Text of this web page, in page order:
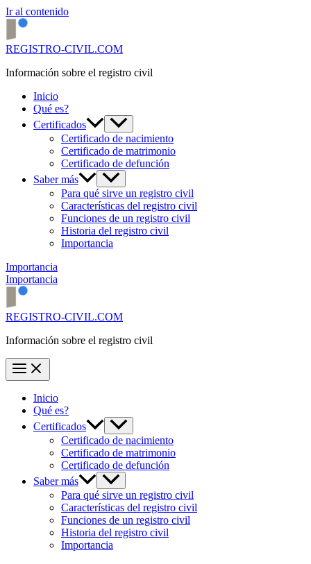
Ir al contenido
REGISTRO-CIVIL.COM
Información sobre el registro civil
Inicio
Qué es?
Certificados
Certificado de nacimiento
Certificado de matrimonio
Certificado de defunción
Saber más
Para qué sirve un registro civil
Características del registro civil
Funciones de un registro civil
Historia del registro civil
Importancia
Importancia
Importancia
REGISTRO-CIVIL.COM
Información sobre el registro civil
Inicio
Qué es?
Certificados
Certificado de nacimiento
Certificado de matrimonio
Certificado de defunción
Saber más
Para qué sirve un registro civil
Características del registro civil
Funciones de un registro civil
Historia del registro civil
Importancia